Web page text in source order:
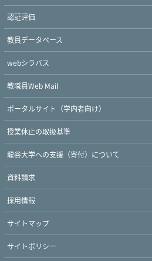
認証評価
教員データベース
webシラバス
教職員Web Mail
ポータルサイト（学内者向け）
授業休止の取扱基準
龍谷大学への支援（寄付）について
資料請求
採用情報
サイトマップ
サイトポリシー